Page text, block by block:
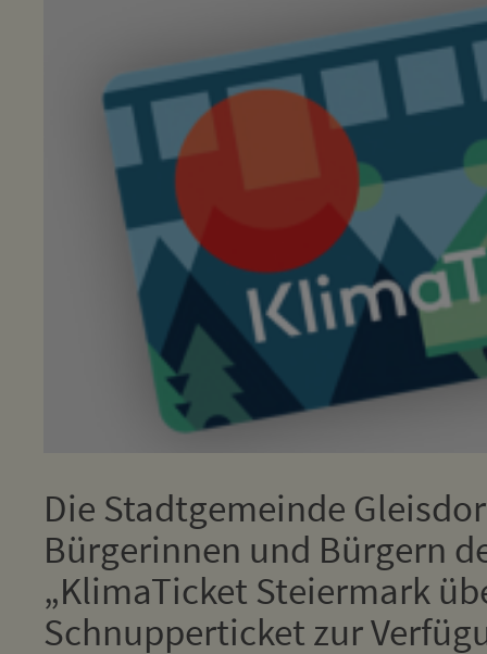
Die Stadtgemeinde
Bürgerinnen und Bürgern
„KlimaTicket Steiermark
Schnupperticket zur